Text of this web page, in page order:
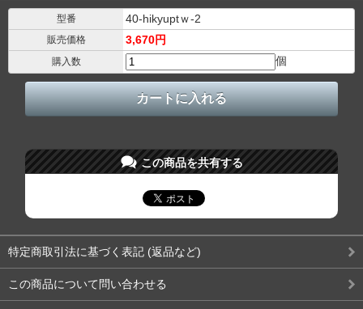
型番 40-hikyuptｗ-2
販売価格 3,670円
購入数 個
この商品を共有する
特定商取引法に基づく表記 (返品など)
この商品について問い合わせる